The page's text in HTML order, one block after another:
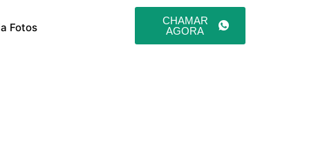
Fotos
CHAMAR
AGORA